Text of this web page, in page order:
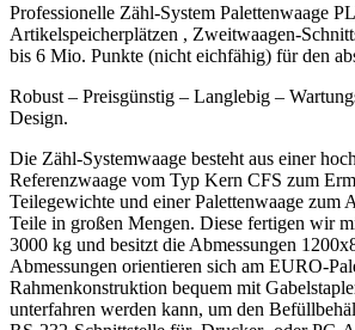
Professionelle Zähl-System Palettenwaage
Artikelspeicherplätzen , Zweitwaagen-
bis 6 Mio. Punkte (nicht eichfähig) für den
Robust – Preisgünstig – Langlebig –
Design.
Die Zähl-Systemwaage besteht aus einer
Referenzwaage vom Typ Kern CFS zum
Teilegewichte und einer Palettenwaage zum
Teile in großen Mengen. Diese fertigen wir
3000 kg und besitzt die Abmessungen
Abmessungen orientieren sich am EURO-
Rahmenkonstruktion bequem mit
unterfahren werden kann, um den